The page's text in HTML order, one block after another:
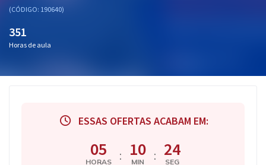
OAB
Mentorias
(CÓDIGO: 190640)
351
Horas de aula
ESSAS OFERTAS ACABAM EM:
05
HORAS : 10
MIN : 24
SEG